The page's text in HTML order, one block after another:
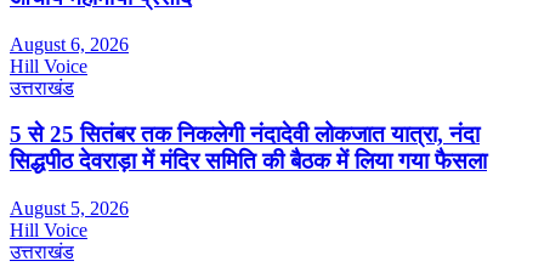
August 6, 2026
Hill Voice
उत्तराखंड
5 से 25 सितंबर तक निकलेगी नंदादेवी लोकजात यात्रा, नंदा
सिद्धपीठ देवराड़ा में मंदिर समिति की बैठक में लिया गया फैसला
August 5, 2026
Hill Voice
उत्तराखंड